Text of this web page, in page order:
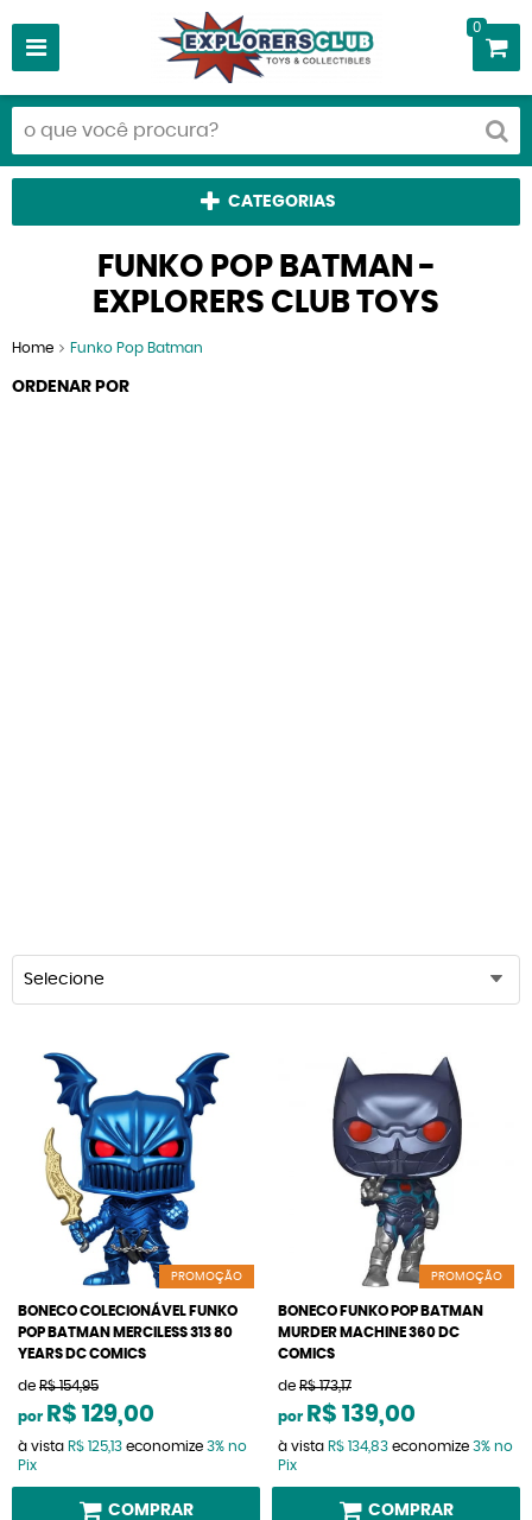
0
CATEGORIAS
FUNKO POP BATMAN -
EXPLORERS CLUB TOYS
Home Funko Pop Batman
ORDENAR POR
Selecione
PROMOÇÃO
BONECO COLECIONÁVEL FUNKO
POP BATMAN MERCILESS 313 80
YEARS DC COMICS
de R$ 154,95
por R$ 129,00
à vista R$ 125,13 economize 3% no
Pix
COMPRAR
PROMOÇÃO
BONECO FUNKO POP BATMAN
MURDER MACHINE 360 DC
COMICS
de R$ 173,17
por R$ 139,00
à vista R$ 134,83 economize 3% no
Pix
COMPRAR